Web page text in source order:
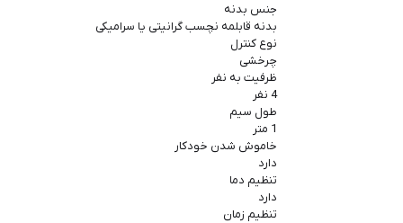
جنس بدنه
بدنه قابلمه نچسب گرانیتی یا سرامیکی
نوع کنترل
چرخشی
ظرفیت به نفر
4 نفر
طول سیم
1 متر
خاموش شدن خودکار
دارد
تنظیم دما
دارد
تنظیم زمان